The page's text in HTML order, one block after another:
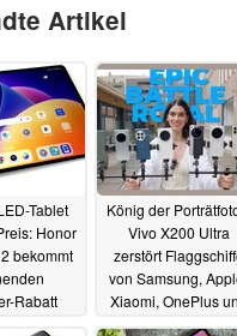
Artikel
Tablet
Honor
bekommt
Rabatt
König der
Vivo X200 Ultra
zerstört
von Samsung,
Xiaomi, OnePlus
04.08.2025